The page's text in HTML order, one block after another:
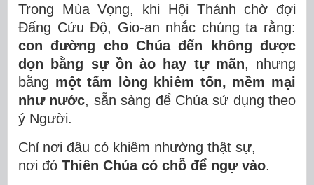
Trong Mùa Vọng, khi Hội Thánh chờ đợi
Đấng Cứu Độ, Gio-an nhắc chúng ta rằng:
con đường cho Chúa đến không được
dọn bằng sự ồn ào hay tự mãn, nhưng
bằng một tấm lòng khiêm tốn, mềm mại
như nước, sẵn sàng để Chúa sử dụng theo
ý Người.
Chỉ nơi đâu có khiêm nhường thật sự,
nơi đó Thiên Chúa có chỗ để ngự vào.